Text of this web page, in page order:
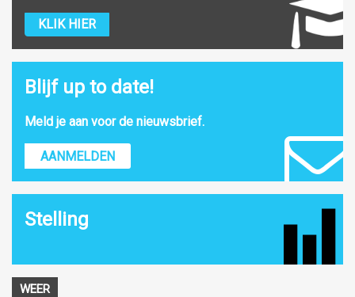
KLIK HIER
Blijf up to date!
Meld je aan voor de nieuwsbrief.
AANMELDEN
Stelling
WEER